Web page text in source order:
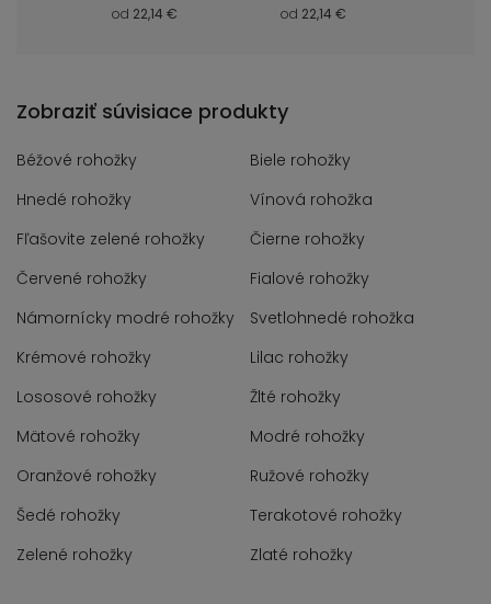
od 22,14 € od 22,14 €
Zobraziť súvisiace produkty
Béžové rohožky
Biele rohožky
Hnedé rohožky
Vínová rohožka
Fľašovite zelené rohožky
Čierne rohožky
Červené rohožky
Fialové rohožky
Námornícky modré rohožky
Svetlohnedé rohožka
Krémové rohožky
Lilac rohožky
Lososové rohožky
Žlté rohožky
Mätové rohožky
Modré rohožky
Oranžové rohožky
Ružové rohožky
Šedé rohožky
Terakotové rohožky
Zelené rohožky
Zlaté rohožky